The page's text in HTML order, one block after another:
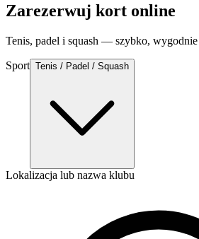
Zarezerwuj kort online
Tenis, padel i squash — szybko,
Sport Tenis / Padel / Squash
Lokalizacja lub nazwa klubu